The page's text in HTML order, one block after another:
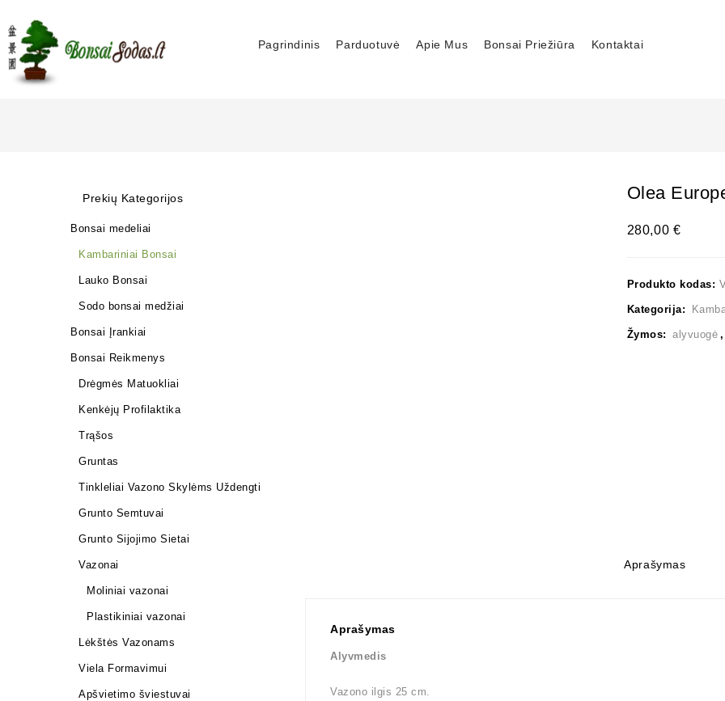
Pagrindinis Parduotuvė Apie Mus Bonsai Priežiūra Kontaktai
Olea
280,00 €
Produkto kodas:
Kategorija:
Žymos: alyvuogė
Aprašymas
Aprašymas
Alyvmedis
Vazono ilgis 25 cm.
Prekių Kategorijos
Bonsai medeliai
Kambariniai Bonsai
Lauko Bonsai
Sodo bonsai medžiai
Bonsai Įrankiai
Bonsai Reikmenys
Drėgmės Matuokliai
Kenkėjų Profilaktika
Trąšos
Gruntas
Tinkleliai Vazono Skylėms Uždengti
Grunto Semtuvai
Grunto Sijojimo Sietai
Vazonai
Moliniai vazonai
Plastikiniai vazonai
Lėkštės Vazonams
Viela Formavimui
Apšvietimo šviestuvai